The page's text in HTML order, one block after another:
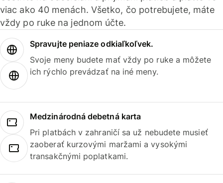
viac ako 40 menách. Všetko, čo potrebujete, máte
vždy po ruke na jednom účte.
Spravujte peniaze odkiaľkoľvek.
Svoje meny budete mať vždy po ruke a môžete
ich rýchlo prevádzať na iné meny.
Medzinárodná debetná karta
Pri platbách v zahraničí sa už nebudete musieť
zaoberať kurzovými maržami a vysokými
transakčnými poplatkami.